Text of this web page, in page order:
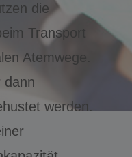
die
Transport
Atemwege.
dann
werden.